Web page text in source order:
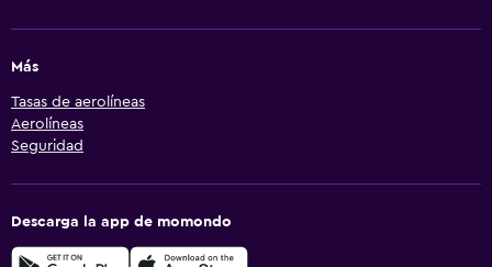
Más
Tasas de aerolíneas
Aerolíneas
Seguridad
Descarga la app de momondo